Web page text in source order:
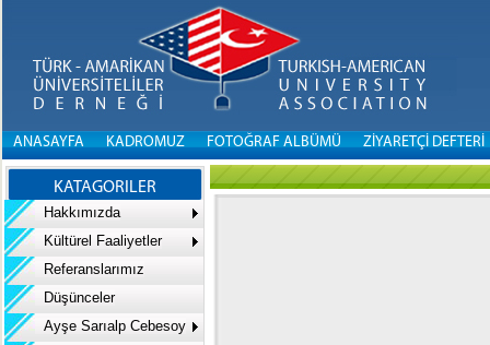
ANASAYFA KADROMUZ FOTOĞRAF ALBÜMÜ ZİYARETÇİ DEFTERİ
KATAGORILER
Hakkımızda
Kültürel Faaliyetler
Referanslarımız
Düşünceler
Ayşe Sarıalp Cebesoy